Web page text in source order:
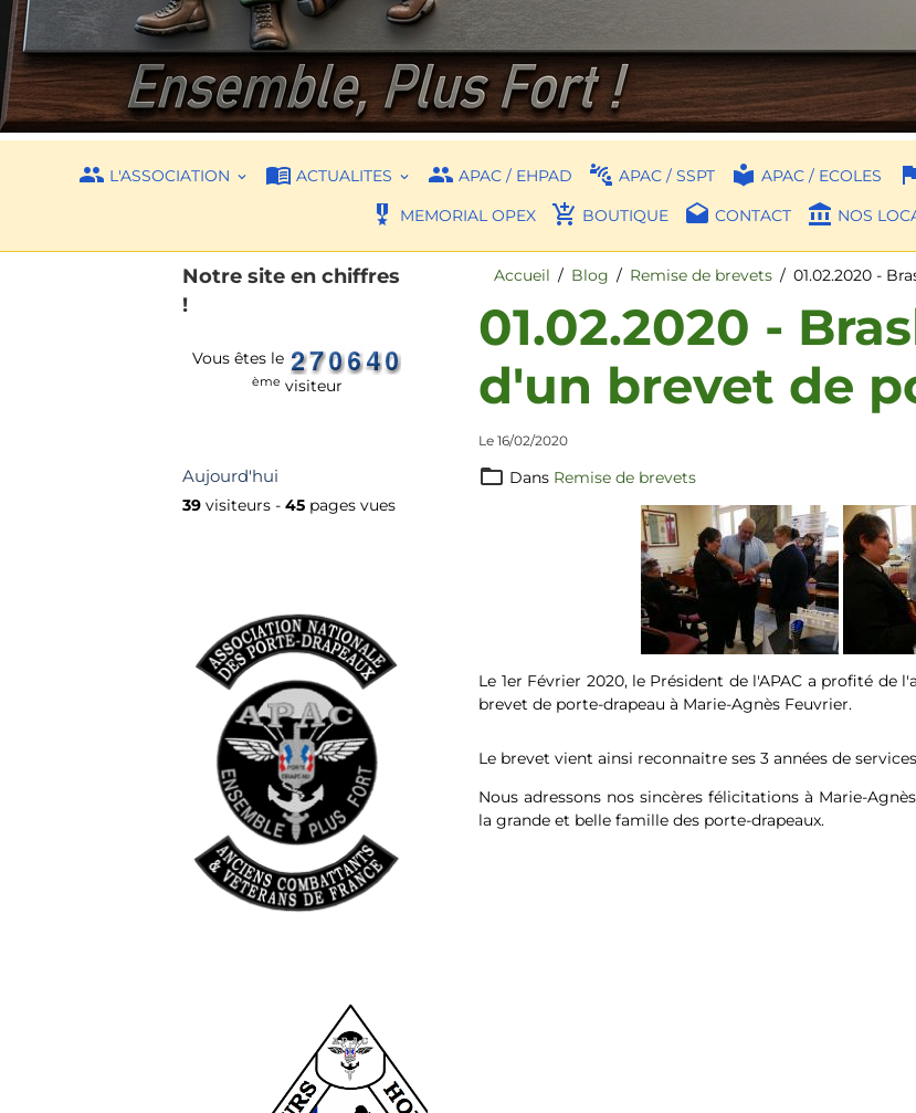
L'ASSOCIATION ACTUALITES APAC / EHPAD APAC / SSPT APAC / ECOLES
MEMORIAL OPEX
BOUTIQUE CONTACT NOS
Accueil Blog Remise de brevets 01.02.2020 -
01.02.2020 -
d'un brevet de
Le 16/02/2020
Dans Remise de brevets
Le 1er Février 2020, le Président de l'APAC a profité
brevet de porte-drapeau à Marie-Agnès Feuvrier.
Le brevet vient ainsi reconnaitre ses 3 années de
Nous adressons nos sincères félicitations à Marie-
la grande et belle famille des porte-drapeaux.
Notre site en chiffres
!
Vous êtes le
ème visiteur
Aujourd'hui
39 visiteurs -45 pages vues